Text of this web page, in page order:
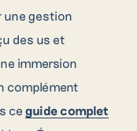
une gestion
des us et
immersion
complément
ce guide complet